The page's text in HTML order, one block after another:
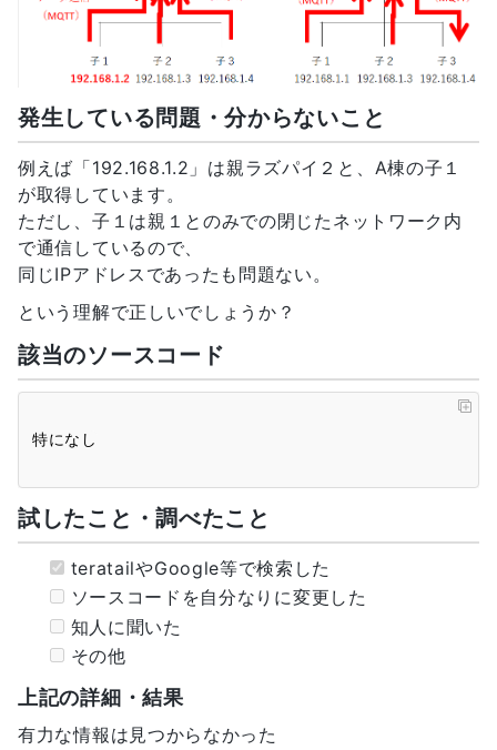
発生している問題・分からないこと
例えば「192.168.1.2」は親ラズパイ２と、A棟の子１
が取得しています。
ただし、子１は親１とのみでの閉じたネットワーク内
で通信しているので、
同じIPアドレスであったも問題ない。
という理解で正しいでしょうか？
該当のソースコード
試したこと・調べたこと
teratailやGoogle等で検索した
ソースコードを自分なりに変更した
知人に聞いた
その他
上記の詳細・結果
有力な情報は見つからなかった